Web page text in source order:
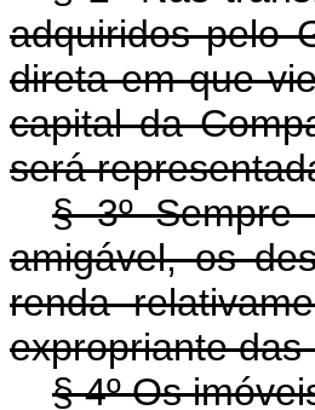
adquiridos pelo
direta em que
capital da
será
§ 3º Sempre
amigável, os
renda
expropriante
§ 4º Os